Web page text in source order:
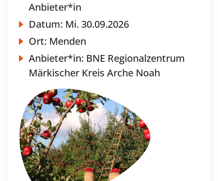
Anbieter*in
Datum: Mi. 30.09.2026
Ort: Menden
Anbieter*in: BNE Regionalzentrum
Märkischer Kreis Arche Noah